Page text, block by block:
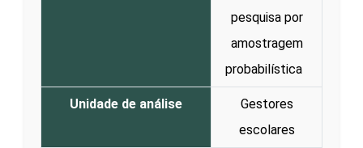
pesquisa por
amostragem
probabilística
Unidade de análise
Gestores
escolares